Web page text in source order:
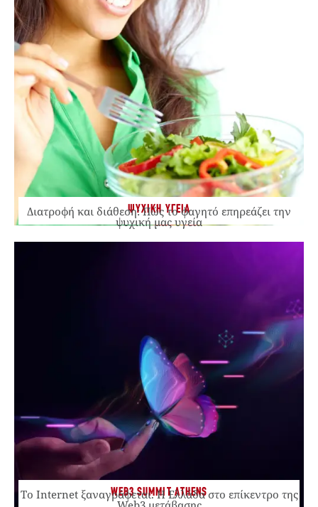
ΨΥΧΙΚΗ ΥΓΕΙΑ
Διατροφή και διάθεση: Πώς το φαγητό επηρεάζει την
ψυχική μας υγεία
WEB3 SUMMIT ATHENS
Το Internet ξαναγράφεται. Η Ελλάδα στο επίκεντρο της